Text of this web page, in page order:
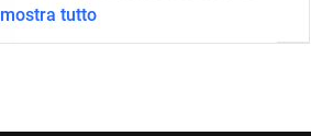
mostra tutto